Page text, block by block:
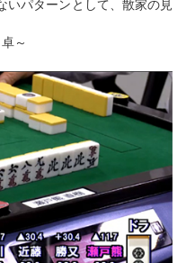
いパターンとして、散家の見
～